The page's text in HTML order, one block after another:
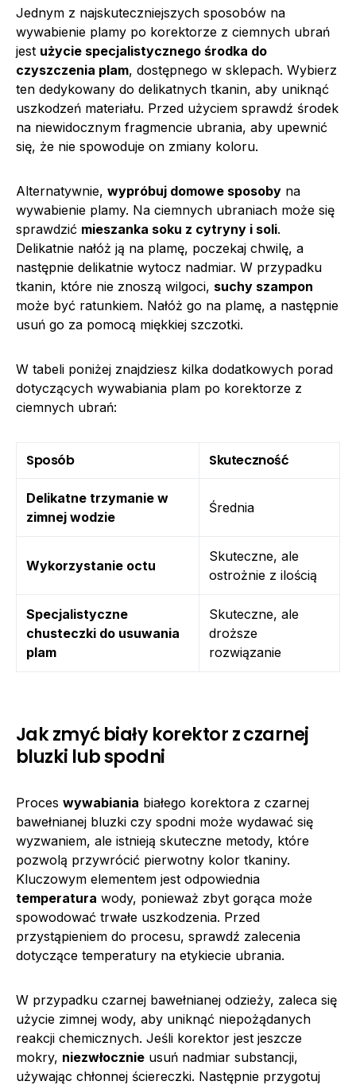
Jednym z najskuteczniejszych sposobów na
wywabienie plamy po korektorze z ciemnych ubrań
jest użycie specjalistycznego środka do
czyszczenia plam, dostępnego w sklepach. Wybierz
ten dedykowany do delikatnych tkanin, aby uniknąć
uszkodzeń materiału. Przed użyciem sprawdź środek
na niewidocznym fragmencie ubrania, aby upewnić
się, że nie spowoduje on zmiany koloru.
Alternatywnie, wypróbuj domowe sposoby na
wywabienie plamy. Na ciemnych ubraniach może się
sprawdzić mieszanka soku z cytryny i soli.
Delikatnie nałóż ją na plamę, poczekaj chwilę, a
następnie delikatnie wytocz nadmiar. W przypadku
tkanin, które nie znoszą wilgoci, suchy szampon
może być ratunkiem. Nałóż go na plamę, a następnie
usuń go za pomocą miękkiej szczotki.
W tabeli poniżej znajdziesz kilka dodatkowych porad
dotyczących wywabiania plam po korektorze z
ciemnych ubrań:
Sposób Skuteczność
Delikatne trzymanie w
zimnej wodzie
Średnia
Wykorzystanie octu
Skuteczne, ale
ostrożnie z ilością
Specjalistyczne
chusteczki do usuwania
plam
Skuteczne, ale
droższe
rozwiązanie
Jak zmyć biały korektor z czarnej
bluzki lub spodni
Proces wywabiania białego korektora z czarnej
bawełnianej bluzki czy spodni może wydawać się
wyzwaniem, ale istnieją skuteczne metody, które
pozwolą przywrócić pierwotny kolor tkaniny.
Kluczowym elementem jest odpowiednia
temperatura wody, ponieważ zbyt gorąca może
spowodować trwałe uszkodzenia. Przed
przystąpieniem do procesu, sprawdź zalecenia
dotyczące temperatury na etykiecie ubrania.
W przypadku czarnej bawełnianej odzieży, zaleca się
użycie zimnej wody, aby uniknąć niepożądanych
reakcji chemicznych. Jeśli korektor jest jeszcze
mokry, niezwłocznie usuń nadmiar substancji,
używając chłonnej ściereczki. Następnie przygotuj